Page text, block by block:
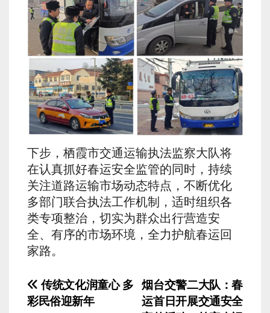
下步，栖霞市交通运输执法监察大队将
在认真抓好春运安全监管的同时，持续
关注道路运输市场动态特点，不断优化
多部门联合执法工作机制，适时组织各
类专项整治，切实为群众出行营造安
全、有序的市场环境，全力护航春运回
家路。
文
烟台交警二大队：春
运首日开展交通安全
传统文化润童心 多
彩民俗迎新年